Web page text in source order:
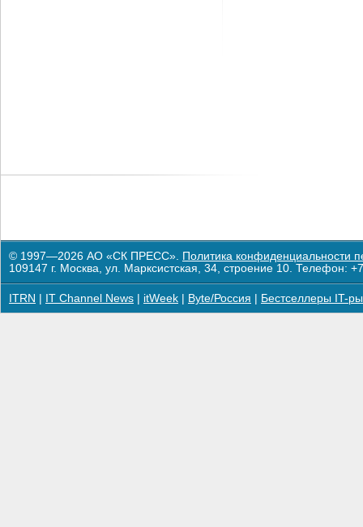
© 1997—2026 АО «СК ПРЕСС». Политика конфиденциальности
109147 г. Москва, ул. Марксистская, 34, строение 10. Телефон:
ITRN IT Channel News itWeek Byte/Россия Бестселлеры IT-